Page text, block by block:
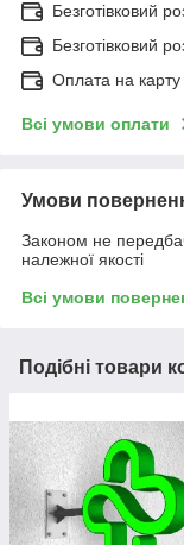
Безготівковий
Безготівковий
Оплата на
Всі умови оплати
Умови
Законом не
належної якості
Всі умови
Подібні товари